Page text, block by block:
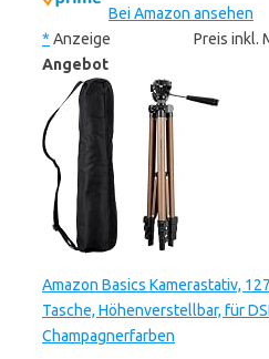
Bei Amazon ansehen
* Anzeige
Preis inkl.
Angebot
Amazon Basics Kamerastativ,
Tasche, Höhenverstellbar, für
Champagnerfarben